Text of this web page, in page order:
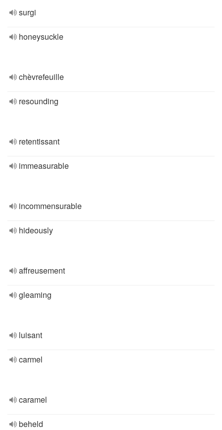
surgi
honeysuckle
chèvrefeuille
resounding
retentissant
immeasurable
incommensurable
hideously
affreusement
gleaming
luisant
carmel
caramel
beheld